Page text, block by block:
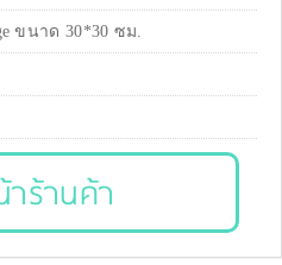
ขนาด 30*30 ซม.
าร้านค้า